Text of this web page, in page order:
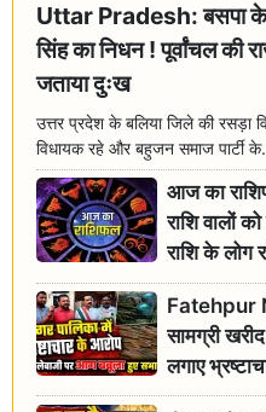
Uttar Pradesh: बसपा के
सिंह का निधन ! पूर्वांचल की
जताया दुःख
उत्तर प्रदेश के बलिया जिले की रसड़ा
विधायक रहे और बहुजन समाज पार्टी
आज का
राशि वालों
राशि के लोग
Fatehpur
सामग्री
लगाए